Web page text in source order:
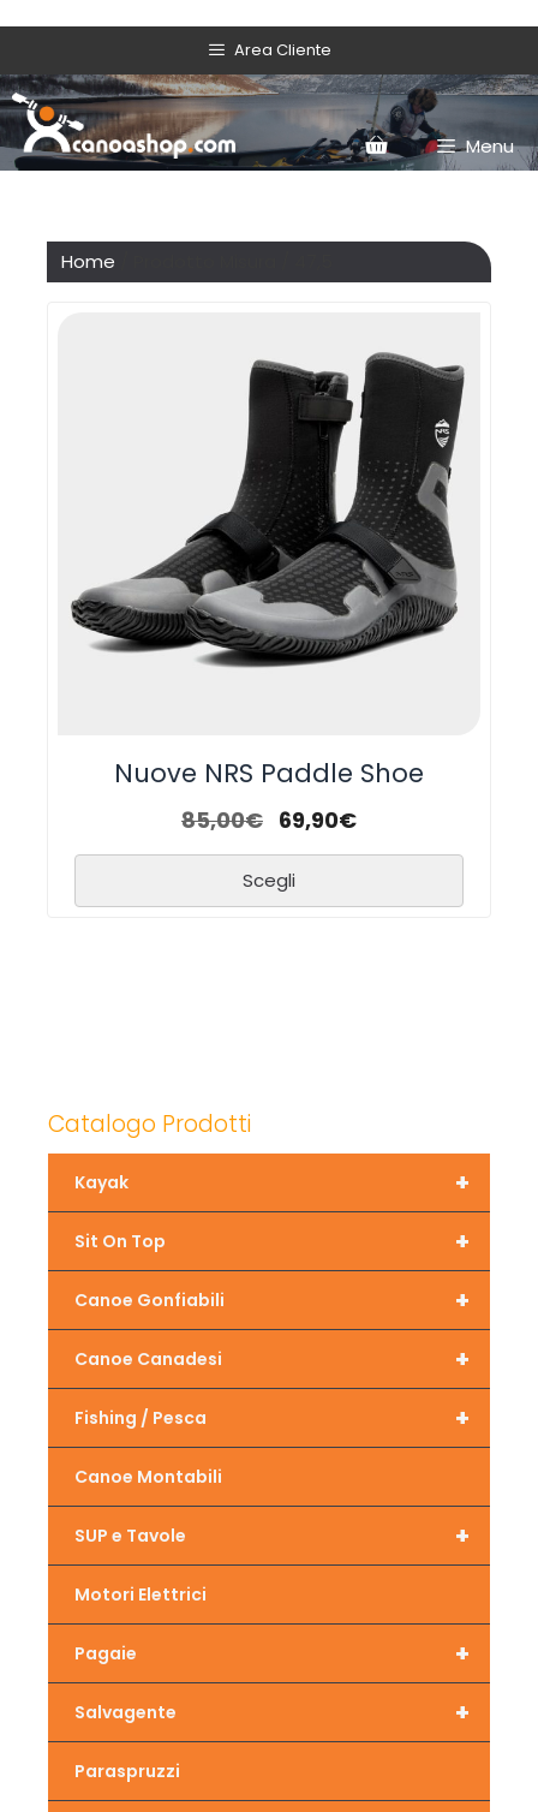
Area Cliente
Menu
Home
Nuove NRS Paddle Shoe
85,00€ 69,90€
Scegli
Catalogo Prodotti
+
Kayak
+
Sit On Top
+
Canoe Gonfiabili
+
Canoe Canadesi
+
Fishing / Pesca
Canoe Montabili
+
SUP e Tavole
Motori Elettrici
+
Pagaie
+
Salvagente
Paraspruzzi